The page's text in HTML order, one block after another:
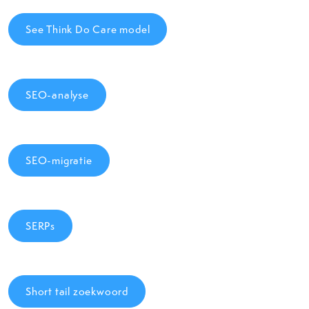
See Think Do Care model
SEO-analyse
SEO-migratie
SERPs
Short tail zoekwoord